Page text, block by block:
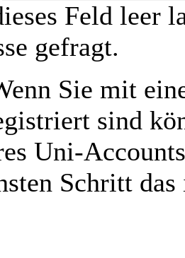
Feld leer
gefragt.
Sie mit
sind
Uni-
Schritt